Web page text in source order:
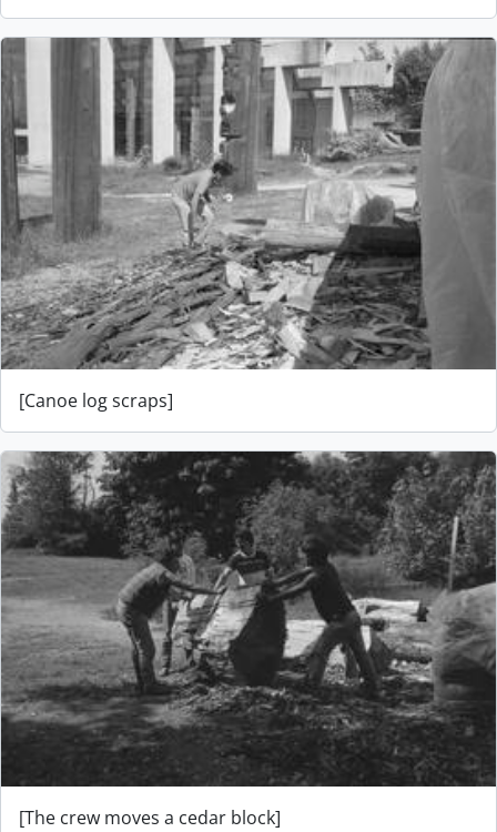
[Canoe log scraps]
[The crew moves a cedar block]